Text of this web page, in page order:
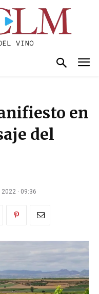
en
del
· 09:36